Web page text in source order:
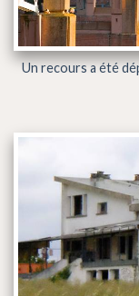
Un recours a été